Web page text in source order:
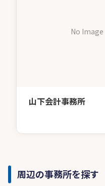
No Image
山下会計事務所
周辺の事務所を探す